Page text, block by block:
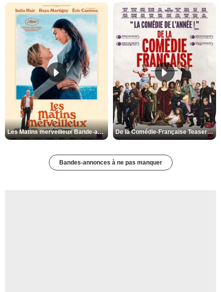
Les Matins merveilleux Bande-annonce VF De la Comédie-Française Teaser VF
Bandes-annonces à ne pas manquer